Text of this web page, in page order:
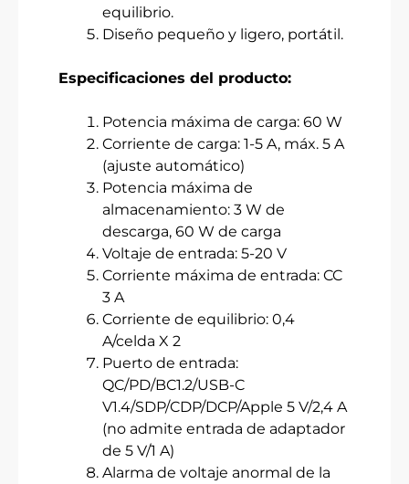
equilibrio.
Diseño pequeño y ligero, portátil.
Especificaciones del producto:
Potencia máxima de carga: 60 W
Corriente de carga: 1-5 A, máx. 5 A
(ajuste automático)
Potencia máxima de
almacenamiento: 3 W de
descarga, 60 W de carga
Voltaje de entrada: 5-20 V
Corriente máxima de entrada: CC
3 A
Corriente de equilibrio: 0,4
A/celda X 2
Puerto de entrada:
QC/PD/BC1.2/USB-C
V1.4/SDP/CDP/DCP/Apple 5 V/2,4 A
(no admite entrada de adaptador
de 5 V/1 A)
Alarma de voltaje anormal de la